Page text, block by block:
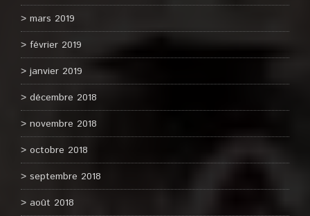
mars 2019
février 2019
janvier 2019
décembre 2018
novembre 2018
octobre 2018
septembre 2018
août 2018